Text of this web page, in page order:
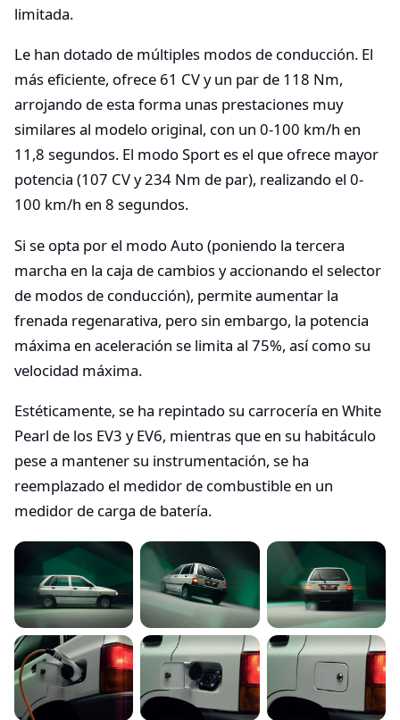
limitada.
Le han dotado de múltiples modos de conducción. El
más eficiente, ofrece 61 CV y un par de 118 Nm,
arrojando de esta forma unas prestaciones muy
similares al modelo original, con un 0-100 km/h en
11,8 segundos. El modo Sport es el que ofrece mayor
potencia (107 CV y 234 Nm de par), realizando el 0-
100 km/h en 8 segundos.
Si se opta por el modo Auto (poniendo la tercera
marcha en la caja de cambios y accionando el selector
de modos de conducción), permite aumentar la
frenada regenarativa, pero sin embargo, la potencia
máxima en aceleración se limita al 75%, así como su
velocidad máxima.
Estéticamente, se ha repintado su carrocería en White
Pearl de los EV3 y EV6, mientras que en su habitáculo
pese a mantener su instrumentación, se ha
reemplazado el medidor de combustible en un
medidor de carga de batería.